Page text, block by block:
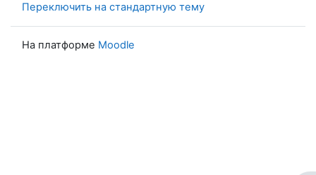
Переключить на стандартную тему
На платформе Moodle